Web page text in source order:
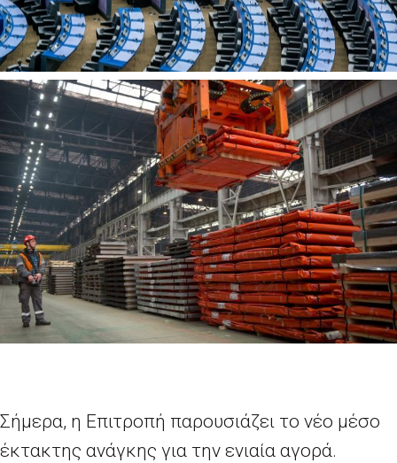
Σήμερα, η Επιτροπή παρουσιάζει το νέο μέσο
έκτακτης ανάγκης για την ενιαία αγορά.